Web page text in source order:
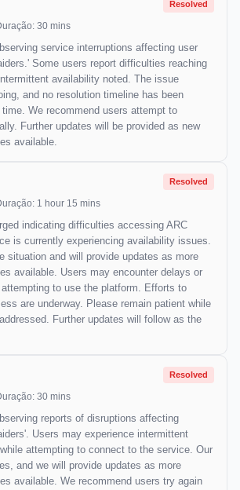
Resolved
30 mins
service interruptions affecting user
Some users report difficulties reaching
availability noted. The issue
and no resolution timeline has been
We recommend users attempt to
Further updates will be provided as new
available.
Resolved
1 hour 15 mins
indicating difficulties accessing ARC
is currently experiencing availability issues.
situation and will provide updates as more
available. Users may encounter delays or
attempting to use the platform. Efforts to
are underway. Please remain patient while
Further updates will follow as the
Resolved
30 mins
reports of disruptions affecting
Users may experience intermittent
attempting to connect to the service. Our
and we will provide updates as more
available. We recommend users try again